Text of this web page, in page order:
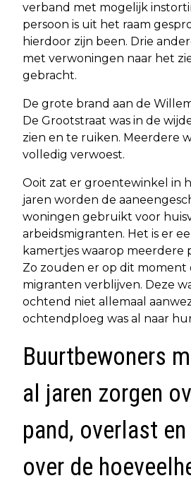
verband met mogelijk
persoon is uit het raam
hierdoor zijn been. Drie
met verwoningen naar het
gebracht.
De grote brand aan de
De Grootstraat was in de
zien en te ruiken. Meerdere
volledig verwoest.
Ooit zat er groentewinkel in
jaren worden de
woningen gebruikt voor
arbeidsmigranten. Het is er
kamertjes waarop meerdere
Zo zouden er op dit moment
migranten verblijven. Deze
ochtend niet allemaal
ochtendploeg was al naar
Buurtbewoners
al jaren zorgen
pand, overlast en
over de